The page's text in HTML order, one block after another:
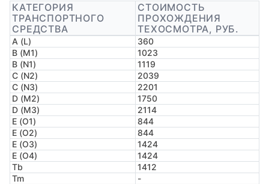
КАТЕГОРИЯ
ТРАНСПОРТНОГО
СРЕДСТВА
СТОИМОСТЬ
ПРОХОЖДЕНИЯ
ТЕХОСМОТРА, РУБ.
A (L)
360
B (M1)
1023
B (N1)
1119
C (N2)
2039
C (N3)
2201
D (M2)
1750
D (M3)
2114
E (O1)
844
E (O2)
844
E (O3)
1424
E (O4)
1424
Tb
1412
Tm
-